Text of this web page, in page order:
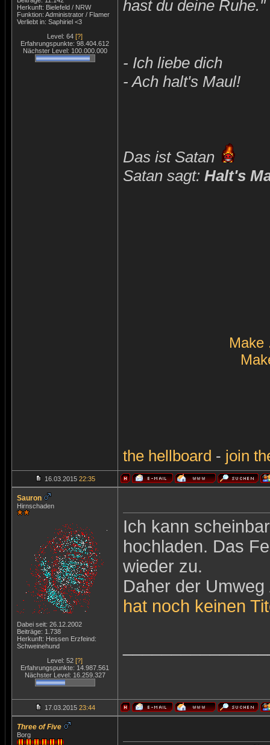
Herkunft: Bielefeld / NRW
Funktion: Administrator / Flamer
Verliebt in: Saphiriel <3
Level: 64 [?]
Erfahrungspunkte: 98.404.612
Nächster Level: 100.000.000
hast du deine
- Ich liebe dich
- Ach halt's Maul!
Das ist Satan
Satan sagt: Halt's
Make
the hellboard - join
16.03.2015 22:35
Sauron
Hirnschaden
Dabei seit: 26.12.2002
Beiträge: 1.738
Herkunft: Hessen Erzfeind:
Schweinehund
Level: 52 [?]
Erfahrungspunkte: 14.987.561
Nächster Level: 16.259.327
Ich kann
hochladen. Das
wieder zu.
Daher der
hat noch keinen
17.03.2015 23:44
Three of Five
Borg